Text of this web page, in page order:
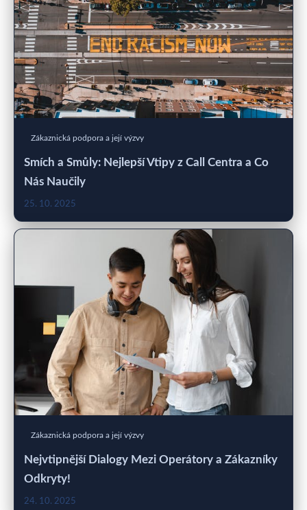
Zákaznická podpora a její výzvy
Smích a Smůly: Nejlepší Vtipy z Call Centra a Co
Nás Naučily
25. 10. 2025
Zákaznická podpora a její výzvy
Nejvtipnější Dialogy Mezi Operátory a Zákazníky
Odkryty!
24. 10. 2025